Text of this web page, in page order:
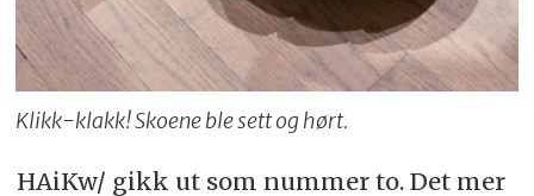
Klikk-klakk! Skoene ble sett og hørt.
HAiKw/ gikk ut som nummer to. Det mer